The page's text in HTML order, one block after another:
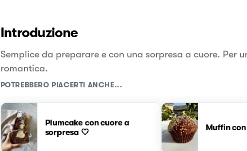
Introduzione
Semplice da preparare e con una sorpresa a cuore. Per
romantica.
POTREBBERO PIACERTI ANCHE...
Plumcake con cuore a
sorpresa 🤍
Muffin